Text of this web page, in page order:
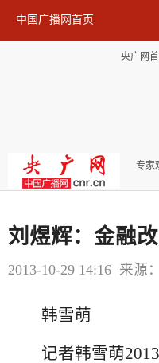
中国广播网首页
央广网
专家
刘煜辉：金融
2013-10-29 14:16 来源
韩雪萌
记者韩雪萌2013